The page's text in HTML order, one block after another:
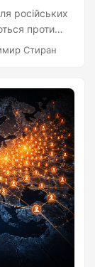
російських
проти
Стиран